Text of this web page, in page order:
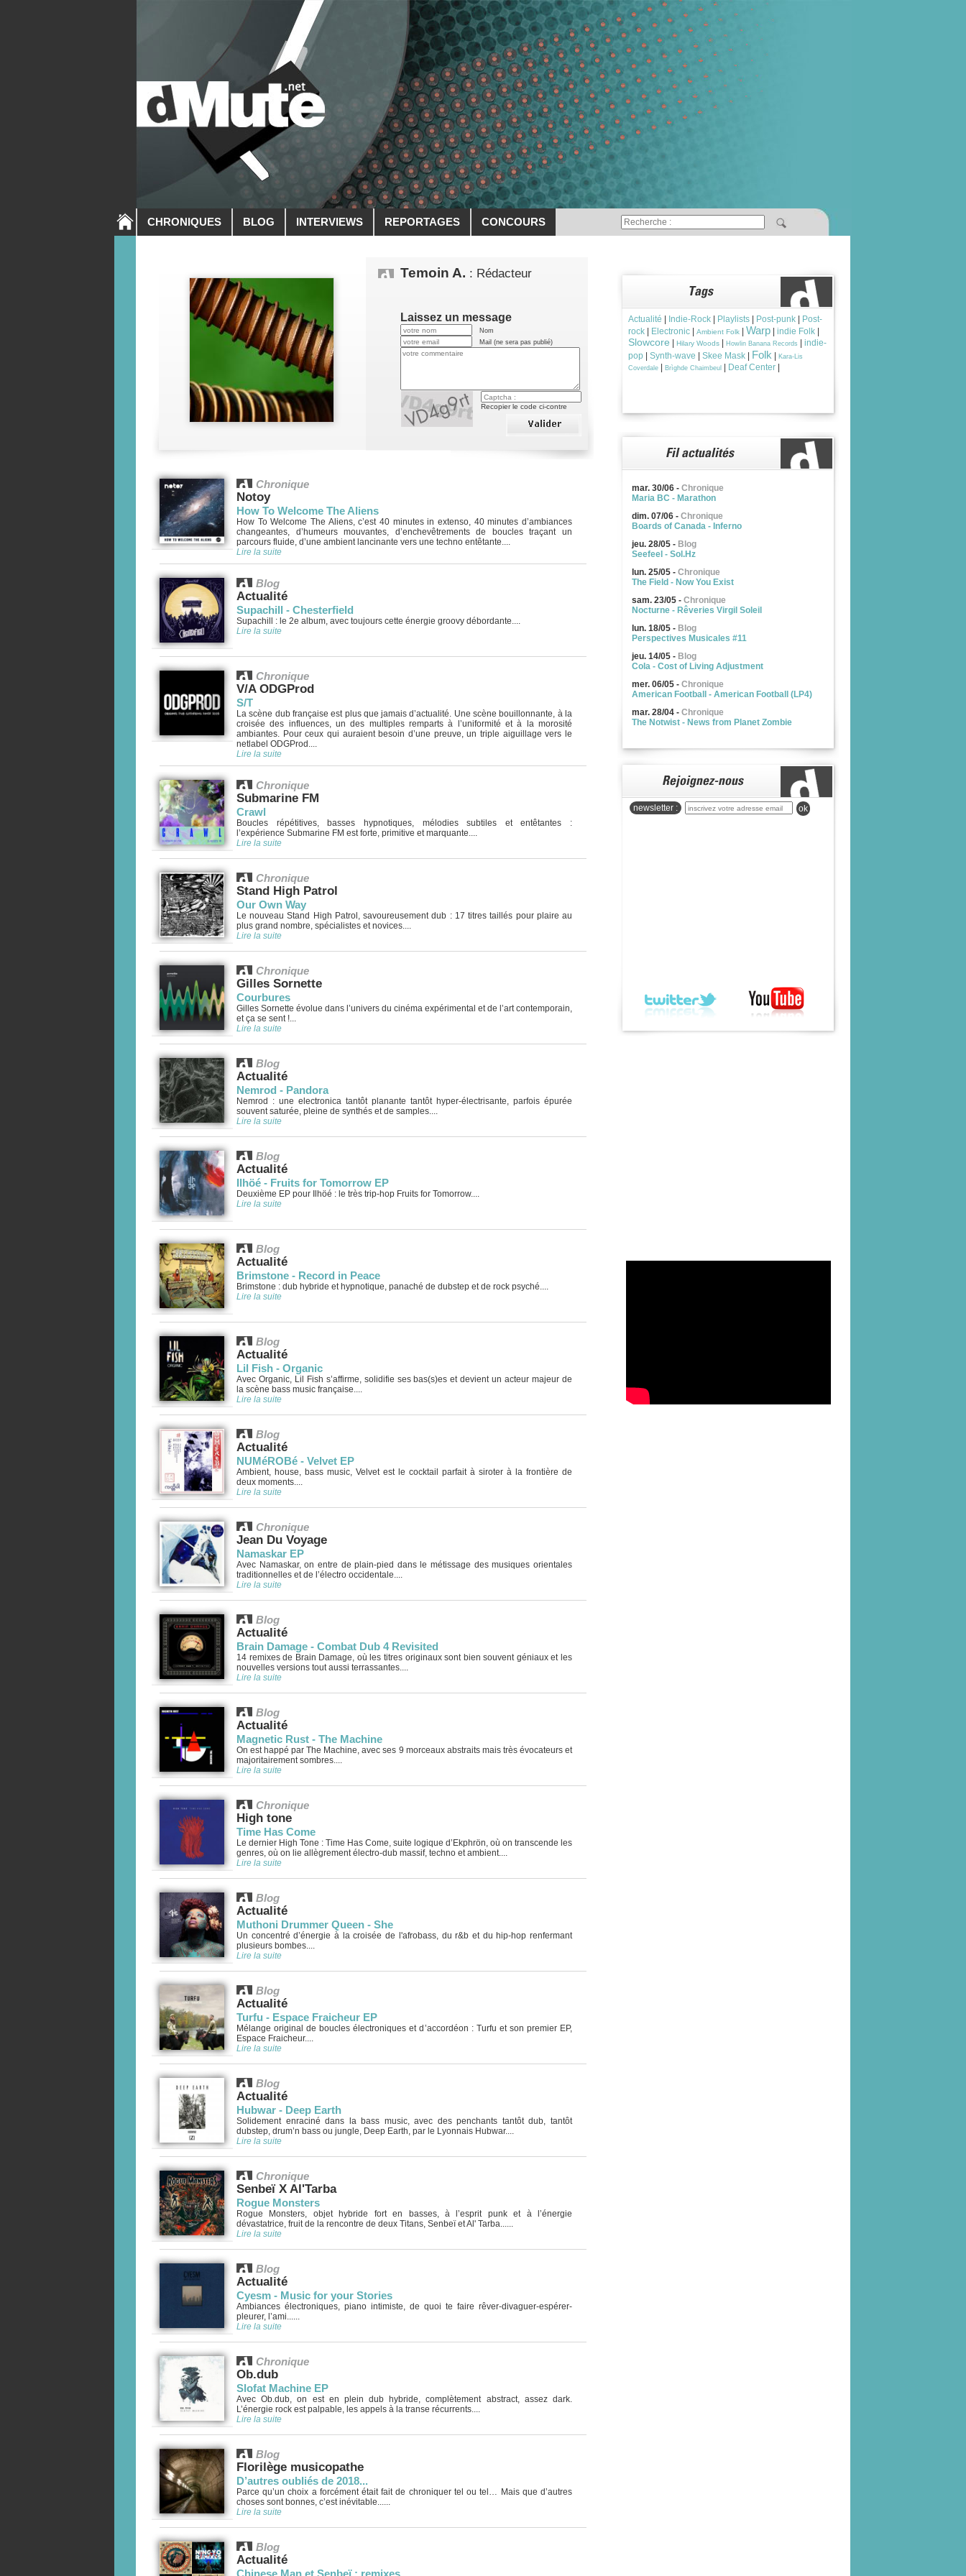
CHRONIQUES BLOG INTERVIEWS REPORTAGES CONCOURS
Temoin A. : Rédacteur
Laissez un message
Nom
Mail (ne sera pas publié)
Recopier le code ci-contre
Chronique
Notoy
How To Welcome The Aliens
How To Welcome The Aliens, c’est 40 minutes in extenso, 40 minutes d’ambiances
changeantes, d’humeurs mouvantes, d’enchevêtrements de boucles traçant un
parcours fluide, d’une ambient lancinante vers une techno entêtante....
Lire la suite
Blog
Actualité
Supachill - Chesterfield
Supachill : le 2e album, avec toujours cette énergie groovy débordante....
Lire la suite
Chronique
V/A ODGProd
S/T
La scène dub française est plus que jamais d’actualité. Une scène bouillonnante, à la
croisée des influences, un des multiples remparts à l’uniformité et à la morosité
ambiantes. Pour ceux qui auraient besoin d’une preuve, un triple aiguillage vers le
netlabel ODGProd....
Lire la suite
Chronique
Submarine FM
Crawl
Boucles répétitives, basses hypnotiques, mélodies subtiles et entêtantes :
l’expérience Submarine FM est forte, primitive et marquante....
Lire la suite
Chronique
Stand High Patrol
Our Own Way
Le nouveau Stand High Patrol, savoureusement dub : 17 titres taillés pour plaire au
plus grand nombre, spécialistes et novices....
Lire la suite
Chronique
Gilles Sornette
Courbures
Gilles Sornette évolue dans l’univers du cinéma expérimental et de l’art contemporain,
et ça se sent !...
Lire la suite
Blog
Actualité
Nemrod - Pandora
Nemrod : une electronica tantôt planante tantôt hyper-électrisante, parfois épurée
souvent saturée, pleine de synthés et de samples....
Lire la suite
Blog
Actualité
Ilhöé - Fruits for Tomorrow EP
Deuxième EP pour Ilhöé : le très trip-hop Fruits for Tomorrow....
Lire la suite
Blog
Actualité
Brimstone - Record in Peace
Brimstone : dub hybride et hypnotique, panaché de dubstep et de rock psyché....
Lire la suite
Blog
Actualité
Lil Fish - Organic
Avec Organic, Lil Fish s’affirme, solidifie ses bas(s)es et devient un acteur majeur de
la scène bass music française....
Lire la suite
Blog
Actualité
NUMéROBé - Velvet EP
Ambient, house, bass music, Velvet est le cocktail parfait à siroter à la frontière de
deux moments....
Lire la suite
Chronique
Jean Du Voyage
Namaskar EP
Avec Namaskar, on entre de plain-pied dans le métissage des musiques orientales
traditionnelles et de l’électro occidentale....
Lire la suite
Blog
Actualité
Brain Damage - Combat Dub 4 Revisited
14 remixes de Brain Damage, où les titres originaux sont bien souvent géniaux et les
nouvelles versions tout aussi terrassantes....
Lire la suite
Blog
Actualité
Magnetic Rust - The Machine
On est happé par The Machine, avec ses 9 morceaux abstraits mais très évocateurs et
majoritairement sombres....
Lire la suite
Chronique
High tone
Time Has Come
Le dernier High Tone : Time Has Come, suite logique d’Ekphrön, où on transcende les
genres, où on lie allègrement électro-dub massif, techno et ambient....
Lire la suite
Blog
Actualité
Muthoni Drummer Queen - She
Un concentré d’énergie à la croisée de l'afrobass, du r&b et du hip-hop renfermant
plusieurs bombes....
Lire la suite
Blog
Actualité
Turfu - Espace Fraicheur EP
Mélange original de boucles électroniques et d’accordéon : Turfu et son premier EP,
Espace Fraicheur....
Lire la suite
Blog
Actualité
Hubwar - Deep Earth
Solidement enraciné dans la bass music, avec des penchants tantôt dub, tantôt
dubstep, drum’n bass ou jungle, Deep Earth, par le Lyonnais Hubwar....
Lire la suite
Chronique
Senbeï X Al'Tarba
Rogue Monsters
Rogue Monsters, objet hybride fort en basses, à l’esprit punk et à l’énergie
dévastatrice, fruit de la rencontre de deux Titans, Senbeï et Al' Tarba......
Lire la suite
Blog
Actualité
Cyesm - Music for your Stories
Ambiances électroniques, piano intimiste, de quoi te faire rêver-divaguer-espérer-
pleurer, l’ami......
Lire la suite
Chronique
Ob.dub
Slofat Machine EP
Avec Ob.dub, on est en plein dub hybride, complètement abstract, assez dark.
L’énergie rock est palpable, les appels à la transe récurrents....
Lire la suite
Blog
Florilège musicopathe
D’autres oubliés de 2018...
Parce qu’un choix a forcément était fait de chroniquer tel ou tel… Mais que d’autres
choses sont bonnes, c’est inévitable......
Lire la suite
Blog
Actualité
Chinese Man et Senbeï : remixes
Actualité Indie-Rock Playlists Post-punk
Post-
rock
Electronic Ambient Folk Warp indie Folk
Slowcore Hilary Woods Howlin Banana Records
indie-
pop
Synth-wave Skee Mask Folk
Kara-Lis
Coverdale
Brìghde Chaimbeul Deaf Center
mar. 30/06 - Chronique
Maria BC - Marathon
dim. 07/06 - Chronique
Boards of Canada - Inferno
jeu. 28/05 - Blog
Seefeel - Sol.Hz
lun. 25/05 - Chronique
The Field - Now You Exist
sam. 23/05 - Chronique
Nocturne - Rêveries Virgil Soleil
lun. 18/05 - Blog
Perspectives Musicales #11
jeu. 14/05 - Blog
Cola - Cost of Living Adjustment
mer. 06/05 - Chronique
American Football - American Football (LP4)
mar. 28/04 - Chronique
The Notwist - News from Planet Zombie
newsletter : ok